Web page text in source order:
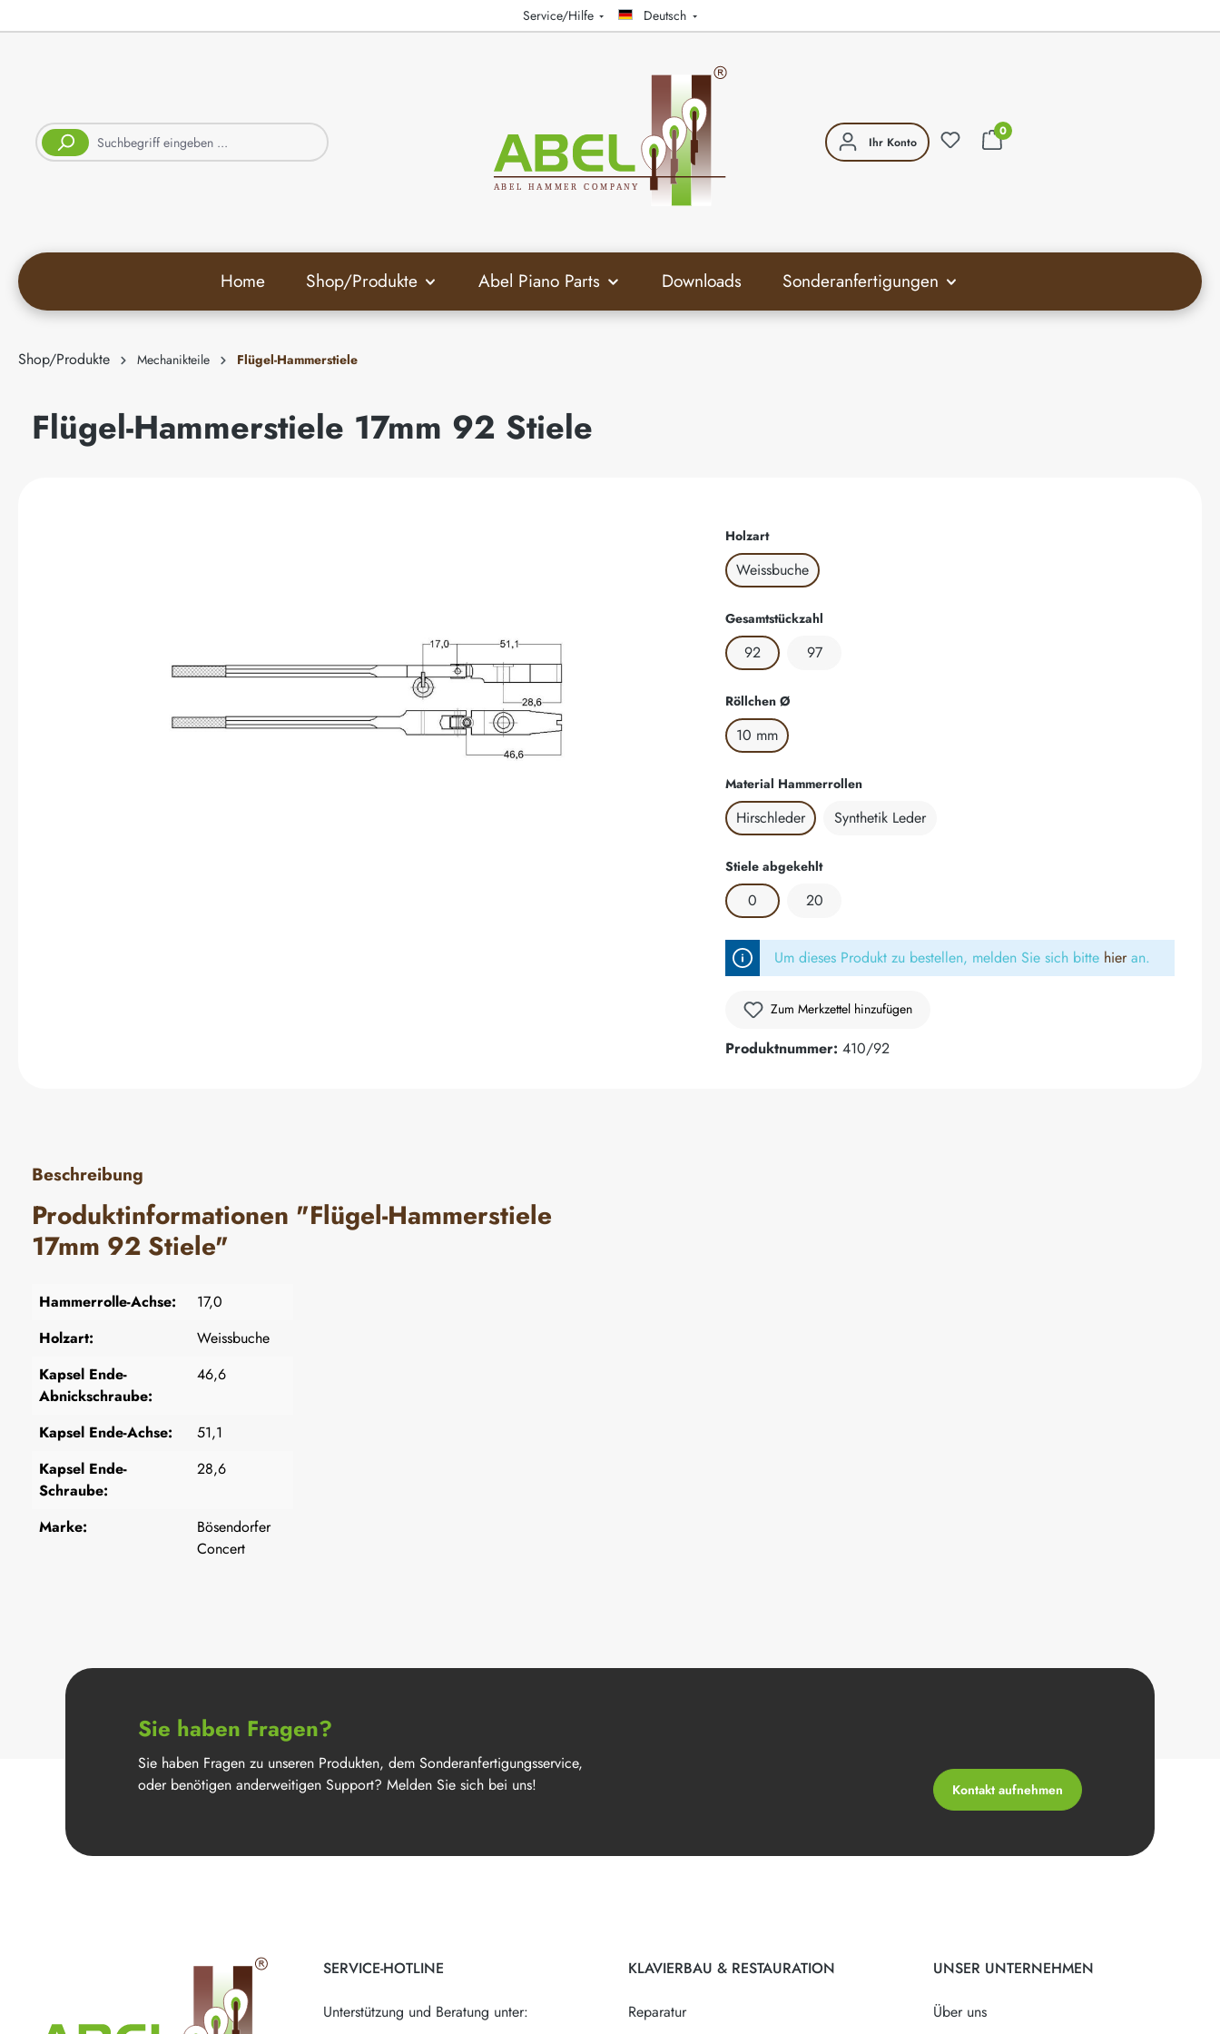
Service/Hilfe Deutsch
Ihr Konto
0
Home Shop/Produkte Abel Piano Parts Downloads Sonderanfertigungen
Shop/Produkte Mechanikteile Flügel-Hammerstiele
Flügel-Hammerstiele 17mm 92 Stiele
Holzartauswählen
Weissbuche
Gesamtstückzahl
92 97
Röllchen Øauswählen
10 mm
Material Hammerrollenauswählen
Hirschleder Synthetik Leder
Stiele abgekehltauswählen
0 20
Um dieses Produkt zu bestellen, melden Sie sich bitte hieran.
Zum Merkzettel hinzufügen
Produktnummer: 410/92
Beschreibung
Produktinformationen "Flügel-Hammerstiele
17mm 92 Stiele"
Hammerrolle-Achse:
17,0
Holzart:
Weissbuche
Kapsel Ende-
Abnickschraube:
46,6
Kapsel Ende-Achse:
51,1
Kapsel Ende-
Schraube:
28,6
Marke:
Bösendorfer
Concert
Sie haben Fragen?
Sie haben Fragen zu unseren Produkten, dem Sonderanfertigungsservice,
oder benötigen anderweitigen Support? Melden Sie sich bei uns!
Kontakt aufnehmen
SERVICE-HOTLINE
Unterstützung und Beratung unter:
KLAVIERBAU & RESTAURATION
Reparatur
UNSER UNTERNEHMEN
Über uns